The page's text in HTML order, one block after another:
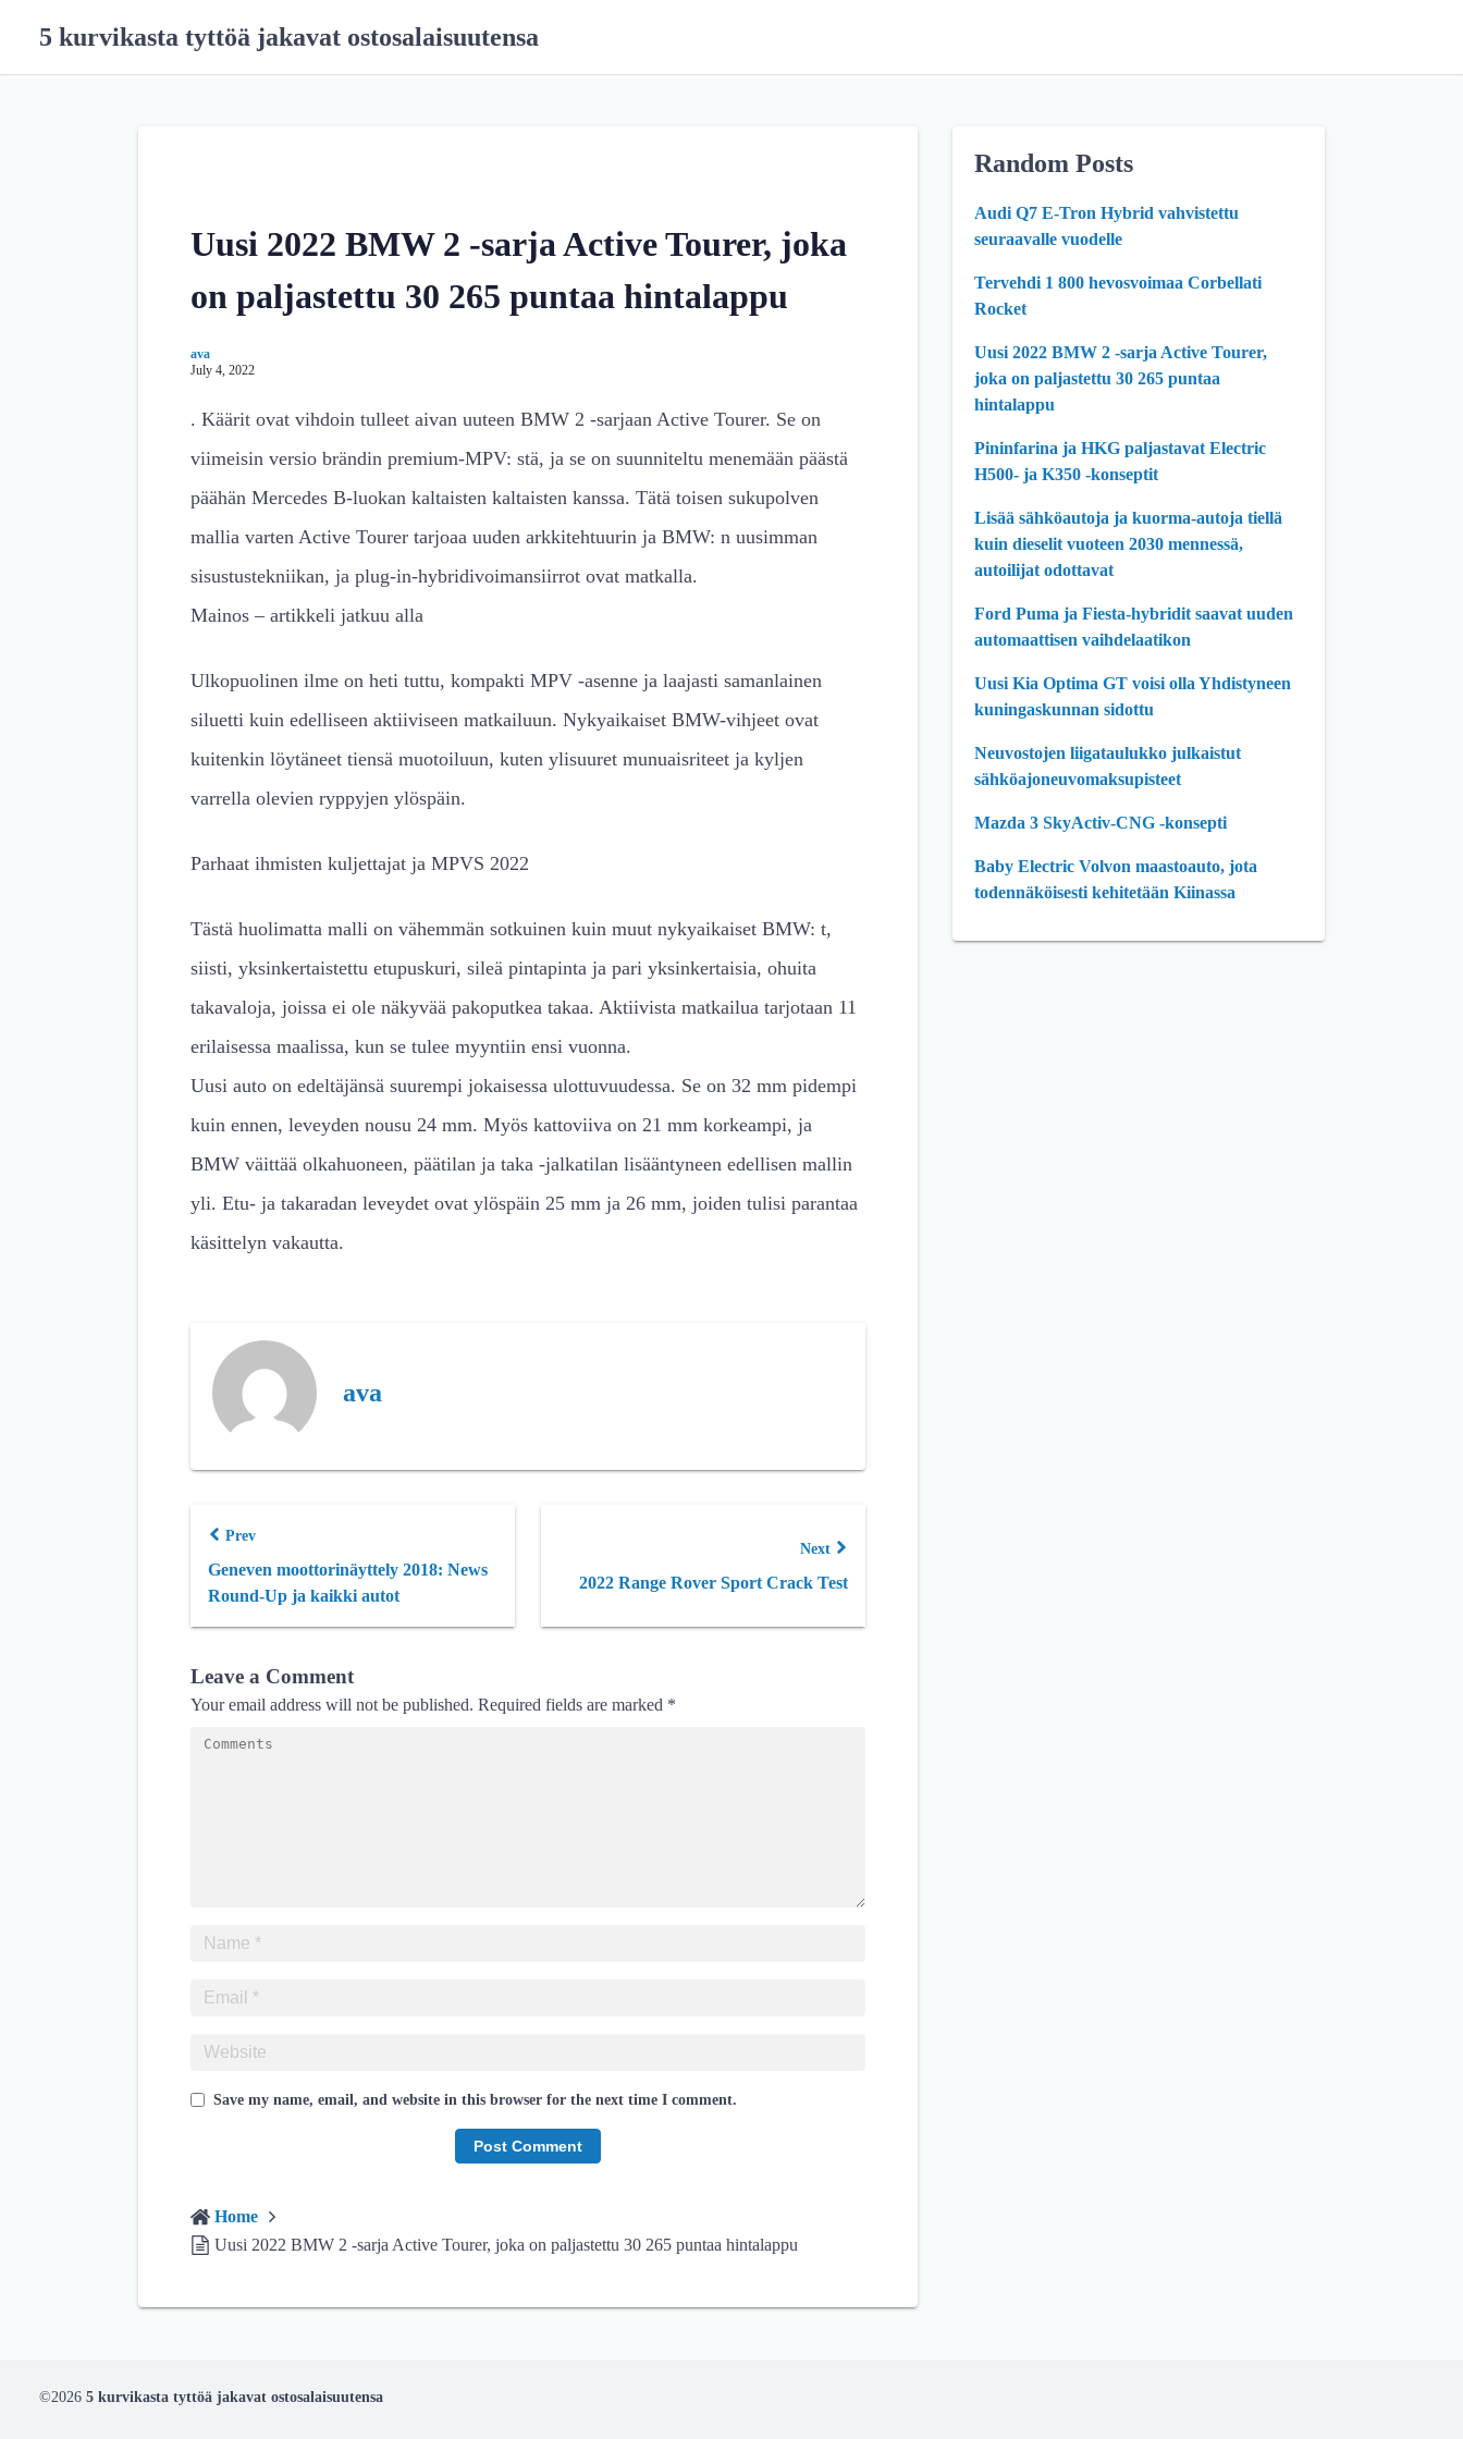
5 kurvikasta tyttöä jakavat ostosalaisuutensa
Uusi 2022 BMW 2 -sarja Active Tourer, joka
on paljastettu 30 265 puntaa hintalappu
ava
July 4, 2022
. Käärit ovat vihdoin tulleet aivan uuteen BMW 2 -sarjaan Active Tourer. Se on
viimeisin versio brändin premium-MPV: stä, ja se on suunniteltu menemään päästä
päähän Mercedes B-luokan kaltaisten kaltaisten kanssa. Tätä toisen sukupolven
mallia varten Active Tourer tarjoaa uuden arkkitehtuurin ja BMW: n uusimman
sisustustekniikan, ja plug-in-hybridivoimansiirrot ovat matkalla.
Mainos – artikkeli jatkuu alla
Ulkopuolinen ilme on heti tuttu, kompakti MPV -asenne ja laajasti samanlainen
siluetti kuin edelliseen aktiiviseen matkailuun. Nykyaikaiset BMW-vihjeet ovat
kuitenkin löytäneet tiensä muotoiluun, kuten ylisuuret munuaisriteet ja kyljen
varrella olevien ryppyjen ylöspäin.
Parhaat ihmisten kuljettajat ja MPVS 2022
Tästä huolimatta malli on vähemmän sotkuinen kuin muut nykyaikaiset BMW: t,
siisti, yksinkertaistettu etupuskuri, sileä pintapinta ja pari yksinkertaisia, ohuita
takavaloja, joissa ei ole näkyvää pakoputkea takaa. Aktiivista matkailua tarjotaan 11
erilaisessa maalissa, kun se tulee myyntiin ensi vuonna.
Uusi auto on edeltäjänsä suurempi jokaisessa ulottuvuudessa. Se on 32 mm pidempi
kuin ennen, leveyden nousu 24 mm. Myös kattoviiva on 21 mm korkeampi, ja
BMW väittää olkahuoneen, päätilan ja taka -jalkatilan lisääntyneen edellisen mallin
yli. Etu- ja takaradan leveydet ovat ylöspäin 25 mm ja 26 mm, joiden tulisi parantaa
käsittelyn vakautta.
ava
Prev
Geneven moottorinäyttely 2018: News
Round-Up ja kaikki autot
Next
2022 Range Rover Sport Crack Test
Leave a Comment
Your email address will not be published. Required fields are marked *
Save my name, email, and website in this browser for the next time I comment.
Home
Uusi 2022 BMW 2 -sarja Active Tourer, joka on paljastettu 30 265 puntaa hintalappu
Random Posts
Audi Q7 E-Tron Hybrid vahvistettu
seuraavalle vuodelle
Tervehdi 1 800 hevosvoimaa Corbellati
Rocket
Uusi 2022 BMW 2 -sarja Active Tourer,
joka on paljastettu 30 265 puntaa
hintalappu
Pininfarina ja HKG paljastavat Electric
H500- ja K350 -konseptit
Lisää sähköautoja ja kuorma-autoja tiellä
kuin dieselit vuoteen 2030 mennessä,
autoilijat odottavat
Ford Puma ja Fiesta-hybridit saavat uuden
automaattisen vaihdelaatikon
Uusi Kia Optima GT voisi olla Yhdistyneen
kuningaskunnan sidottu
Neuvostojen liigataulukko julkaistut
sähköajoneuvomaksupisteet
Mazda 3 SkyActiv-CNG -konsepti
Baby Electric Volvon maastoauto, jota
todennäköisesti kehitetään Kiinassa
©2026 5 kurvikasta tyttöä jakavat ostosalaisuutensa